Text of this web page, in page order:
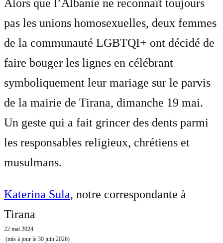
Alors que l’Albanie ne reconnaît toujours
pas les unions homosexuelles, deux femmes
de la communauté LGBTQI+ ont décidé de
faire bouger les lignes en célébrant
symboliquement leur mariage sur le parvis
de la mairie de Tirana, dimanche 19 mai.
Un geste qui a fait grincer des dents parmi
les responsables religieux, chrétiens et
musulmans.
Katerina Sula, notre correspondante à
Tirana
22 mai 2024
(mis à jour le 30 juin 2026)